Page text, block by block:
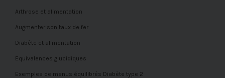
Arthrose et alimentation
Augmenter son taux de fer
Diabète et alimentation
Equivalences glucidiques
Exemples de menus équilibrés Diabète type 2